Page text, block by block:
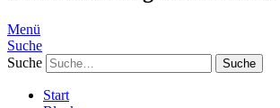
Menü
Suche
Suche
Start